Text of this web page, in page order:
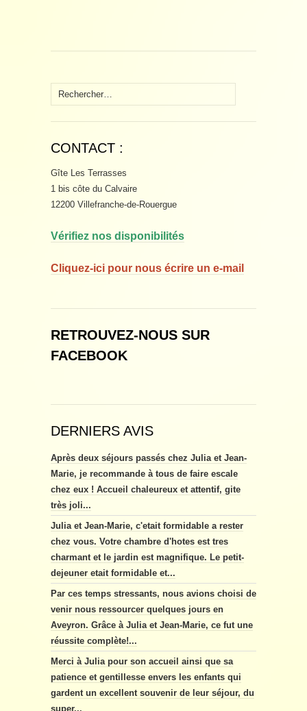
Rechercher :
CONTACT :
Gîte Les Terrasses
1 bis côte du Calvaire
12200 Villefranche-de-Rouergue
Vérifiez nos disponibilités
Cliquez-ici pour nous écrire un e-mail
RETROUVEZ-NOUS SUR
FACEBOOK
DERNIERS AVIS
Après deux séjours passés chez Julia et Jean-
Marie, je recommande à tous de faire escale
chez eux ! Accueil chaleureux et attentif, gite
très joli...
Julia et Jean-Marie, c'etait formidable a rester
chez vous. Votre chambre d'hotes est tres
charmant et le jardin est magnifique. Le petit-
dejeuner etait formidable et...
Par ces temps stressants, nous avions choisi de
venir nous ressourcer quelques jours en
Aveyron. Grâce à Julia et Jean-Marie, ce fut une
réussite complète!...
Merci à Julia pour son accueil ainsi que sa
patience et gentillesse envers les enfants qui
gardent un excellent souvenir de leur séjour, du
super...